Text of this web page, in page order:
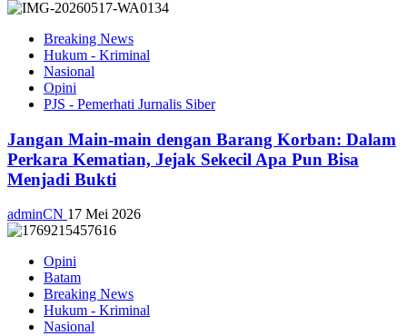
Breaking News
Hukum - Kriminal
Nasional
Opini
PJS - Pemerhati Jurnalis Siber
Jangan Main-main dengan Barang Korban: Dalam
Perkara Kematian, Jejak Sekecil Apa Pun Bisa
Menjadi Bukti
adminCN 17 Mei 2026
Opini
Batam
Breaking News
Hukum - Kriminal
Nasional